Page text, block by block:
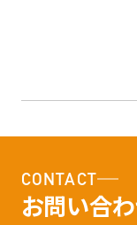
CONTACT
お問い合